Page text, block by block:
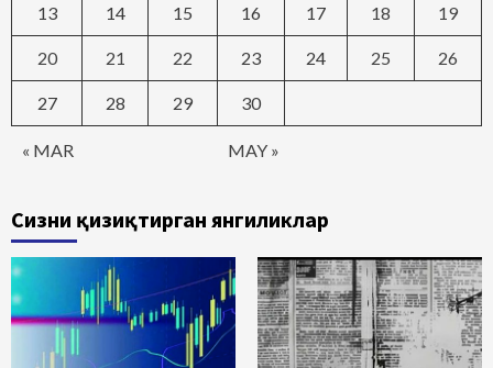
« MAR MAY »
13 14 15 16 17 18 19
20 21 22 23 24 25 26
27 28 29 30
Сизни қизиқтирган янгиликлар